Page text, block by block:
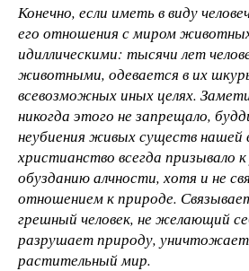
Конечно, если иметь в виду
его отношения с миром
идиллическими: тысячи лет
животными, одевается в их
всевозможных иных целях.
никогда этого не запрещало,
неубиения живых существ нашей
христианство всегда призывало
обузданию алчности, хотя и не
отношением к природе.
грешный человек, не желающий
разрушает природу,
растительный мир.